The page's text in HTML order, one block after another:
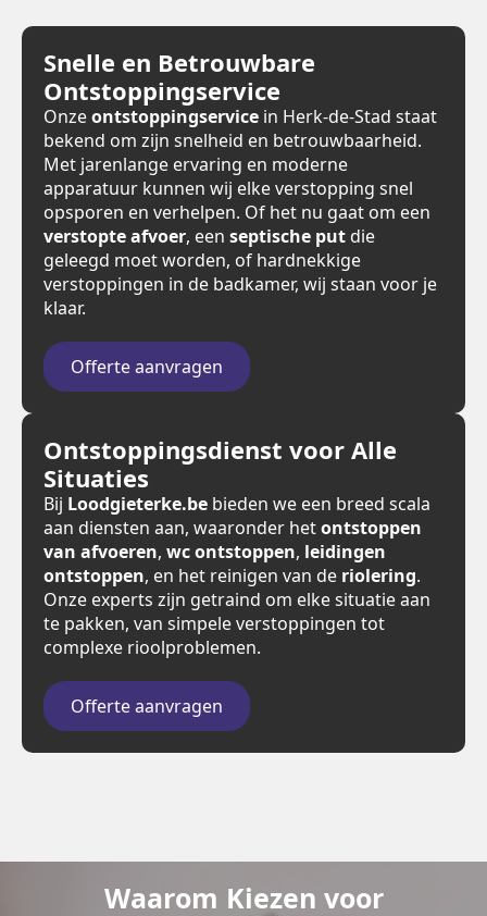
Snelle en Betrouwbare
Ontstoppingservice
Onzeontstoppingservice in Herk-de-Stad staat
bekend om zijn snelheid en betrouwbaarheid.
Met jarenlange ervaring en moderne
apparatuur kunnen wij elke verstopping snel
opsporen en verhelpen. Of het nu gaat om een
verstopte afvoer, een septische put die
geleegd moet worden, of hardnekkige
verstoppingen in de badkamer, wij staan voor je
klaar.
Offerte aanvragen
Ontstoppingsdienst voor Alle
Situaties
Bij Loodgieterke.be bieden we een breed scala
aan diensten aan, waaronder hetontstoppen
van afvoeren, wc ontstoppen, leidingen
ontstoppen, en het reinigen van de riolering.
Onze experts zijn getraind om elke situatie aan
te pakken, van simpele verstoppingen tot
complexe rioolproblemen.
Offerte aanvragen
Waarom Kiezen voor